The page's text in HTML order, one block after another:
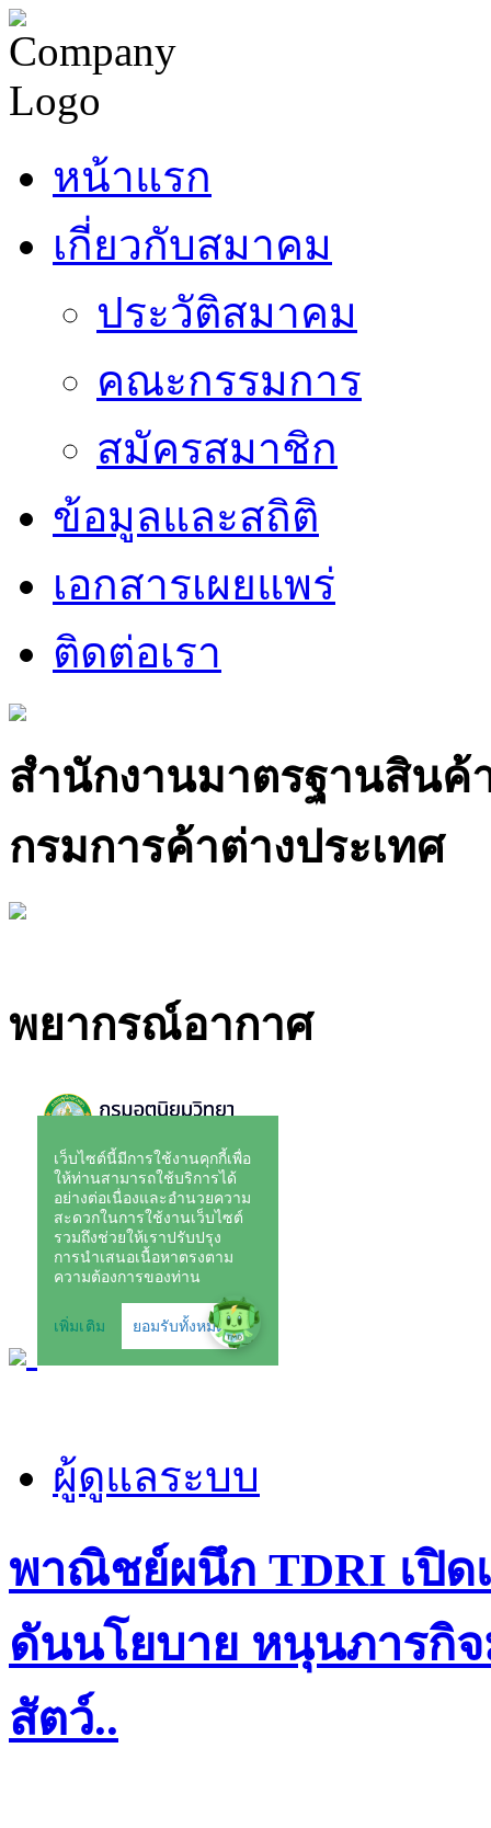
หน้าแรก
เกี่ยวกับสมาคม
ประวัติสมาคม
คณะกรรมการ
สมัครสมาชิก
ข้อมูลและสถิติ
เอกสารเผยแพร่
ติดต่อเรา
สำนักงานมาตรฐานสินค้
กรมการค้าต่างประเทศ
พยากรณ์อากาศ
ผู้ดูแลระบบ
พาณิชย์ผนึก TDRI เปิด
ดันนโยบาย หนุนภารกิ
สัตว์..